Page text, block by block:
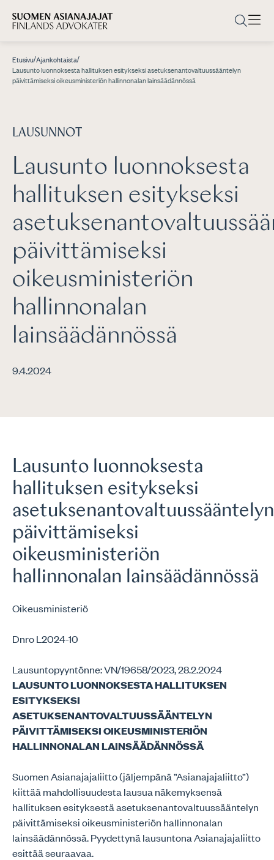
Etusivu/Ajankohtaista/
Lausunto luonnoksesta hallituksen esitykseksi asetuksenantovaltuussääntelyn
päivittämiseksi oikeusministeriön hallinnonalan lainsäädännössä
LAUSUNNOT
Lausunto luonnoksesta
hallituksen esitykseksi
päivittämiseksi
oikeusministeriön
hallinnonalan
lainsäädännössä
9.4.2024
Lausunto luonnoksesta
hallituksen esitykseksi
asetuksenantovaltuussääntelyn
päivittämiseksi
oikeusministeriön
hallinnonalan lainsäädännössä
Oikeusministeriö
Dnro L2024-10
Lausuntopyyntönne: VN/19658/2023, 28.2.2024
LAUSUNTO LUONNOKSESTA HALLITUKSEN
ESITYKSEKSI
ASETUKSENANTOVALTUUSSÄÄNTELYN
PÄIVITTÄMISEKSI OIKEUSMINISTERIÖN
HALLINNONALAN LAINSÄÄDÄNNÖSSÄ
Suomen Asianajajaliitto (jäljempänä ”Asianajajaliitto”)
kiittää mahdollisuudesta lausua näkemyksensä
hallituksen esityksestä asetuksenantovaltuussääntelyn
päivittämiseksi oikeusministeriön hallinnonalan
lainsäädännössä. Pyydettynä lausuntona Asianajajaliitto
esittää seuraavaa.